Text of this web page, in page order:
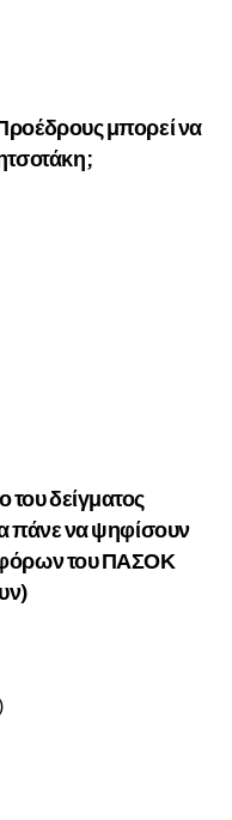
μπορεί να
δείγματος
πάνε να ψηφίσουν
του ΠΑΣΟΚ